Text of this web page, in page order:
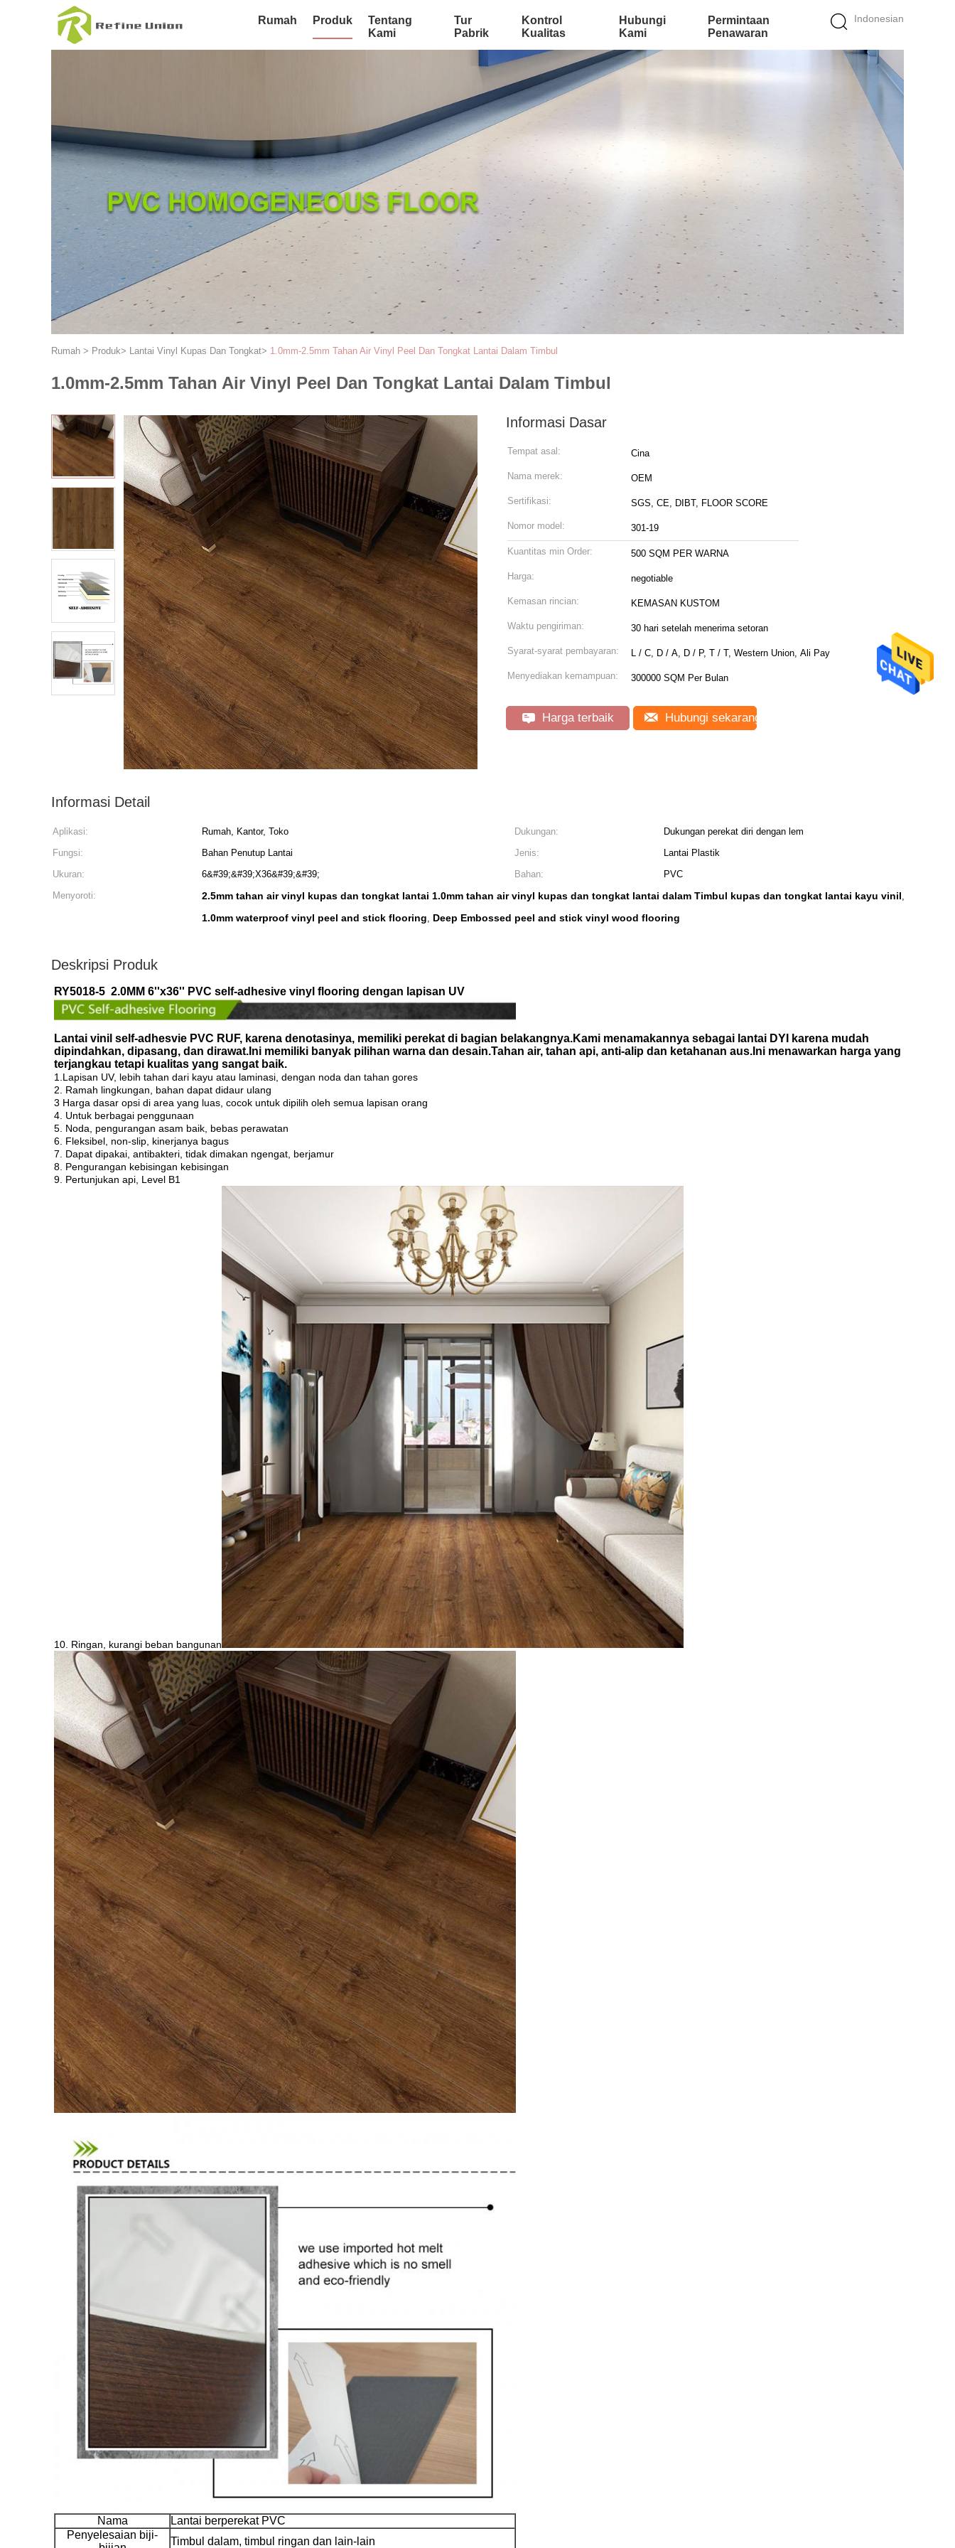
Indonesian
Rumah Produk
Tentang
Kami
Tur
Pabrik
Kontrol
Kualitas
Hubungi
Kami
Permintaan
Penawaran
Rumah > Produk> Lantai Vinyl Kupas Dan Tongkat> 1.0mm-2.5mm Tahan Air Vinyl Peel Dan Tongkat Lantai Dalam Timbul
1.0mm-2.5mm Tahan Air Vinyl Peel Dan Tongkat Lantai Dalam Timbul
Informasi Dasar
Tempat asal: Cina
Nama merek: OEM
Sertifikasi: SGS, CE, DIBT, FLOOR SCORE
Nomor model: 301-19
Kuantitas min Order: 500 SQM PER WARNA
Harga: negotiable
Kemasan rincian: KEMASAN KUSTOM
Waktu pengiriman: 30 hari setelah menerima setoran
Syarat-syarat pembayaran: L / C, D / A, D / P, T / T, Western Union, Ali Pay
Menyediakan kemampuan: 300000 SQM Per Bulan
Harga terbaik Hubungi sekarang
Informasi Detail
Aplikasi: Rumah, Kantor, Toko Dukungan:
Dukungan perekat diri dengan lem
Fungsi:
Bahan Penutup Lantai Jenis:
Lantai Plastik
Ukuran:
6&#39;&#39;X36&#39;&#39; Bahan:
PVC
Menyoroti:
2.5mm tahan air vinyl kupas dan tongkat lantai 1.0mm tahan air vinyl kupas dan tongkat lantai dalam Timbul kupas dan tongkat lantai kayu vinil,
1.0mm waterproof vinyl peel and stick flooring, Deep Embossed peel and stick vinyl wood flooring
Deskripsi Produk
RY5018-5​ 2.0MM 6''x36'' PVC self-adhesive vinyl flooring dengan lapisan UV
Lantai vinil self-adhesvie PVC RUF, karena denotasinya, memiliki perekat di bagian belakangnya.Kami menamakannya sebagai lantai DYI karena mudah
dipindahkan, dipasang, dan dirawat.Ini memiliki banyak pilihan warna dan desain.Tahan air, tahan api, anti-alip dan ketahanan aus.Ini menawarkan harga yang
terjangkau tetapi kualitas yang sangat baik.
1. Lapisan UV, lebih tahan dari kayu atau laminasi, dengan noda dan tahan gores
2. Ramah lingkungan, bahan dapat didaur ulang
3 Harga dasar opsi di area yang luas, cocok untuk dipilih oleh semua lapisan orang
4. Untuk berbagai penggunaan
5. Noda, pengurangan asam baik, bebas perawatan
6. Fleksibel, non-slip, kinerjanya bagus
7. Dapat dipakai, antibakteri, tidak dimakan ngengat, berjamur
8. Pengurangan kebisingan kebisingan
9. Pertunjukan api, Level B1
10. Ringan, kurangi beban bangunan
Nama
Lantai berperekat PVC
Penyelesaian biji-
Timbul dalam, timbul ringan dan lain-lain